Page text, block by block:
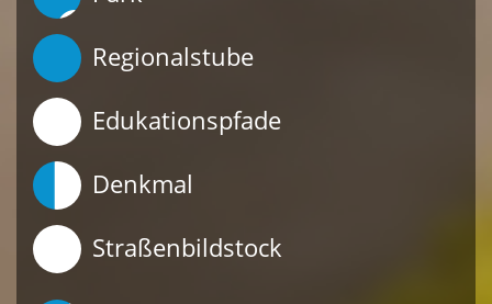
Regionalstube
Edukationspfade
Denkmal
Straßenbildstock